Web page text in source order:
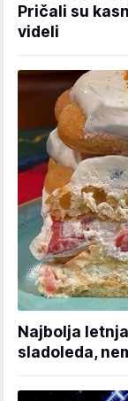
Pričali su
videli
Najbolja
sladoleda,